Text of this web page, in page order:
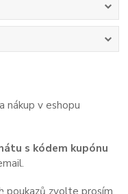
nákup v eshopu
s kódem kupónu
poukazů zvolte prosím